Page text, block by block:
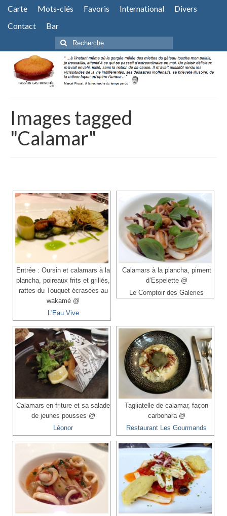
Carte Mots-clés Favoris International
Divers
Contact
Bar
Rechercher
:
Images tagged
"Calamar"
Entrée : Oursin et calamars à la
plancha, poireaux frits et grillés,
rattes du Touquet écrasées au
wakamé @
L'Eau Vive
Calamars à la plancha, piment
d’Espelette @
Le Comptoir des Galeries
Calamars en friture et sa salade
de jeunes pousses @
Léonor
Tagliatelle de calamar, façon
carbonara @
Restaurant Les Gourmands